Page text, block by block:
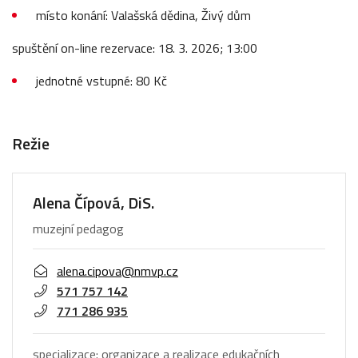
místo konání: Valašská dědina, Živý dům
spuštění on-line rezervace: 18. 3. 2026; 13:00
jednotné vstupné: 80 Kč
Režie
Alena Čípová, DiS.
muzejní pedagog
alena.cipova@nmvp.cz
571 757 142
771 286 935
specializace: organizace a realizace edukačních